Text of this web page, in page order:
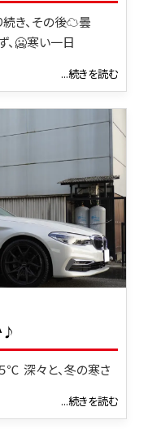
き、その後☁曇
、🥶寒い一日
...続きを読む
℃ 深々と、冬の寒さ
...続きを読む